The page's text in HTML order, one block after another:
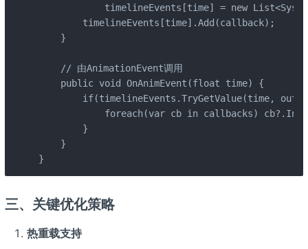
timelineEvents[time] = new
        timelineEvents[time].Add(callback);
    }
    // 由AnimationEvent调用
    public void OnAnimEvent(float time) {
if(timelineEvents.TryGetValue(time, out
foreach(var cb in callbacks)
        }
    }
}
三、关键优化策略
热重载支持